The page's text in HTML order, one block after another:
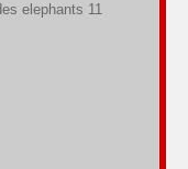
elephants 11